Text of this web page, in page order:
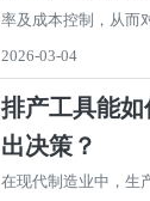
率及成本控制，从而对
2026-03-04
排产工具能
出决策？
在现代制造业中，生